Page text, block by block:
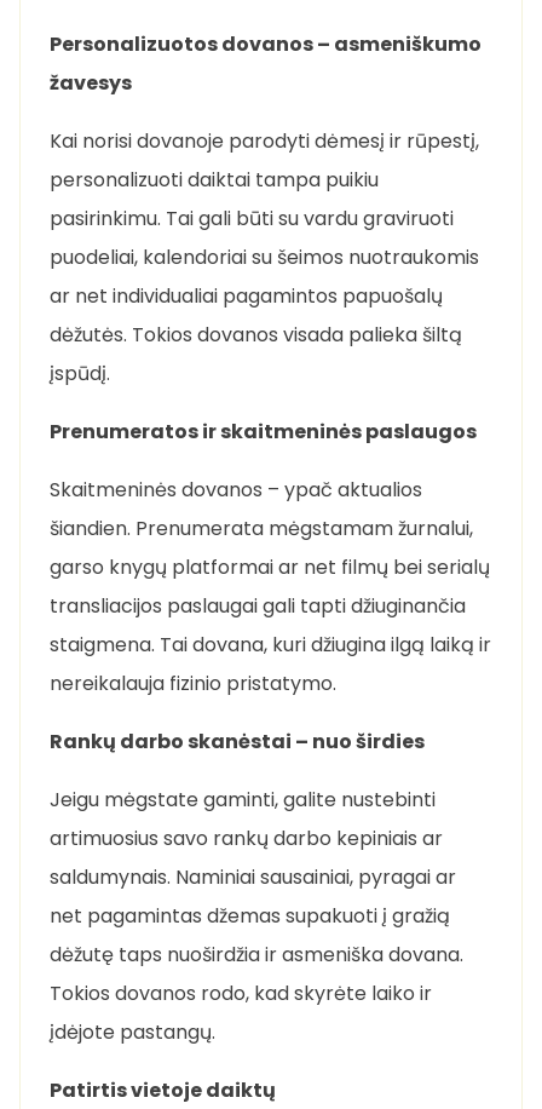
Personalizuotos dovanos – asmeniškumo
žavesys
Kai norisi dovanoje parodyti dėmesį ir rūpestį,
personalizuoti daiktai tampa puikiu
pasirinkimu. Tai gali būti su vardu graviruoti
puodeliai, kalendoriai su šeimos nuotraukomis
ar net individualiai pagamintos papuošalų
dėžutės. Tokios dovanos visada palieka šiltą
įspūdį.
Prenumeratos ir skaitmeninės paslaugos
Skaitmeninės dovanos – ypač aktualios
šiandien. Prenumerata mėgstamam žurnalui,
garso knygų platformai ar net filmų bei serialų
transliacijos paslaugai gali tapti džiuginančia
staigmena. Tai dovana, kuri džiugina ilgą laiką ir
nereikalauja fizinio pristatymo.
Rankų darbo skanėstai – nuo širdies
Jeigu mėgstate gaminti, galite nustebinti
artimuosius savo rankų darbo kepiniais ar
saldumynais. Naminiai sausainiai, pyragai ar
net pagamintas džemas supakuoti į gražią
dėžutę taps nuoširdžia ir asmeniška dovana.
Tokios dovanos rodo, kad skyrėte laiko ir
įdėjote pastangų.
Patirtis vietoje daiktų